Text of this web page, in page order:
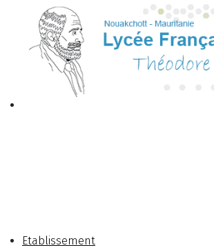
Etablissement